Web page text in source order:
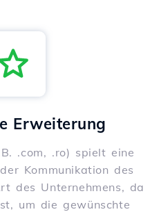
Erweiterung
.com, .ro) spielt eine
Kommunikation des
des Unternehmens, da
um die gewünschte